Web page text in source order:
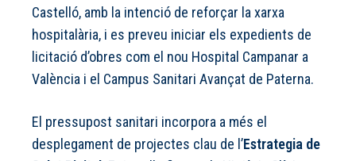
Castelló, amb la intenció de reforçar la xarxa
hospitalària, i es preveu iniciar els expedients de
licitació d’obres com el nou Hospital Campanar a
València i el Campus Sanitari Avançat de Paterna.
El pressupost sanitari incorpora a més el
desplegament de projectes clau de l’Estrategia de